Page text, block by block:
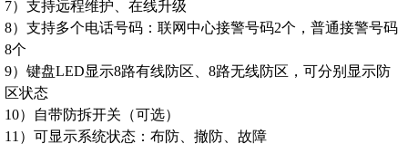
7）支持远程维护、在线升级
8）支持多个电话号码：联网中心接警号码2个，普通接警号码
8个
9）键盘LED显示8路有线防区、8路无线防区，可分别显示防
区状态
10）自带防拆开关（可选）
11）可显示系统状态：布防、撤防、故障